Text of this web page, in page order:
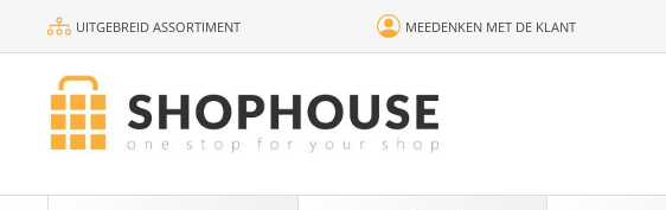
UITGEBREID ASSORTIMENT MEEDENKEN MET DE KLANT